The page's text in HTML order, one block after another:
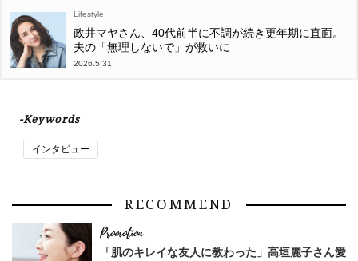
Lifestyle
政井マヤさん、40代前半に不調が続き更年期に直面。
夫の「無理しないで」が救いに
2026.5.31
-Keywords
インタビュー
RECOMMEND
「肌のキレイな友人に教わった」高垣麗子さん愛